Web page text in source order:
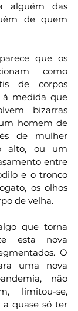
alguém das
de quem
que os
como
de corpos
à medida que
bizarras
homem de
de mulher
alto, ou um
entre
e o tronco
os olhos
de velha.
que torna
esta nova
O
uma nova
não
limitou-se,
a quase só ter